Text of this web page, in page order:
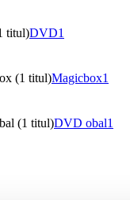
titul)DVD1
(1 titul)Magicbox1
(1 titul)DVD obal1